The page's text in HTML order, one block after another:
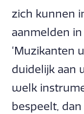
zich kunnen
aanmelden
‘Muzikanten
duidelijk aan
welk
bespeelt,